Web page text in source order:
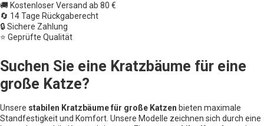
🚚 Kostenloser Versand ab 80 €
🔄 14 Tage Rückgaberecht
🔒 Sichere Zahlung
⭐ Geprüfte Qualität
Suchen Sie eine Kratzbäume für eine
große Katze?
Unsere stabilen Kratzbäume für große Katzen bieten maximale
Standfestigkeit und Komfort. Unsere Modelle zeichnen sich durch eine